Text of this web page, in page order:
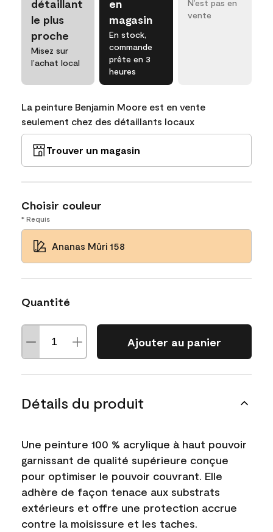
détaillant
le plus
proche
Misez sur
l’achat local
en
magasin
En stock,
commande
prête en 3
heures
N’est pas en
vente
La peinture Benjamin Moore est en vente
seulement chez des détaillants locaux
Trouver un magasin
Choisir couleur
* Requis
Ananas Mûri 158
Quantité
Ajouter au panier
Détails du produit
Une peinture 100 % acrylique à haut pouvoir
garnissant de qualité supérieure conçue
pour optimiser le pouvoir couvrant. Elle
adhère de façon tenace aux substrats
extérieurs et offre une protection accrue
contre la moisissure et les taches.